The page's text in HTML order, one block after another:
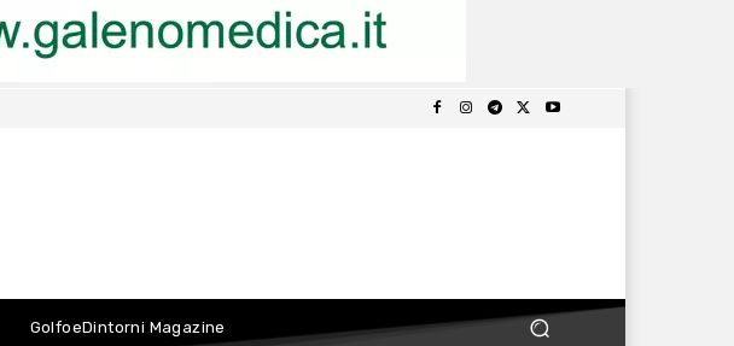
GolfoeDintorni Magazine